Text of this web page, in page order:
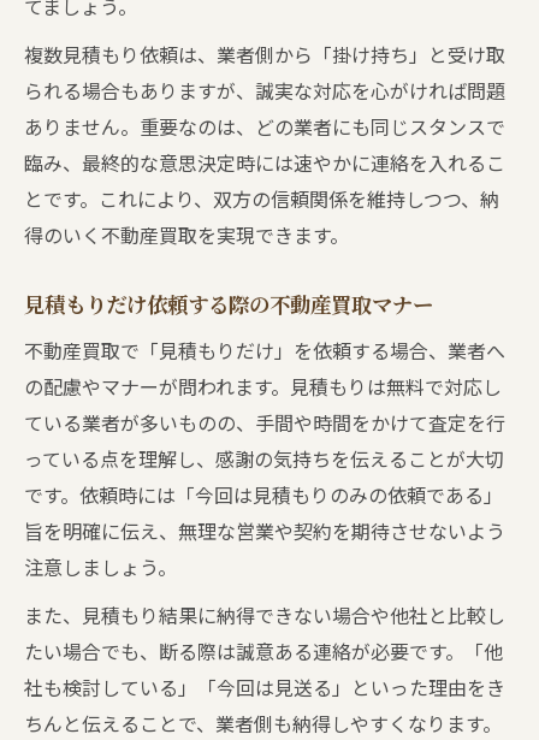
てましょう。
複数見積もり依頼は、業者側から「掛け持ち」と受け取
られる場合もありますが、誠実な対応を心がければ問題
ありません。重要なのは、どの業者にも同じスタンスで
臨み、最終的な意思決定時には速やかに連絡を入れるこ
とです。これにより、双方の信頼関係を維持しつつ、納
得のいく不動産買取を実現できます。
見積もりだけ依頼する際の不動産買取マナー
不動産買取で「見積もりだけ」を依頼する場合、業者へ
の配慮やマナーが問われます。見積もりは無料で対応し
ている業者が多いものの、手間や時間をかけて査定を行
っている点を理解し、感謝の気持ちを伝えることが大切
です。依頼時には「今回は見積もりのみの依頼である」
旨を明確に伝え、無理な営業や契約を期待させないよう
注意しましょう。
また、見積もり結果に納得できない場合や他社と比較し
たい場合でも、断る際は誠意ある連絡が必要です。「他
社も検討している」「今回は見送る」といった理由をき
ちんと伝えることで、業者側も納得しやすくなります。